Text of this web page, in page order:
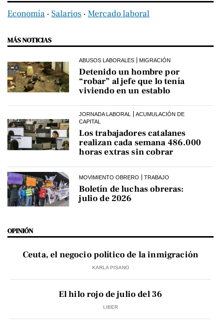
Economía ‧ Salarios ‧ Mercado laboral
MÁS NOTICIAS
ABUSOS LABORALES MIGRACIÓN
Detenido un hombre por
“robar” al jefe que lo tenía
viviendo en un establo
JORNADA LABORAL
ACUMULACIÓN DE
CAPITAL
Los trabajadores catalanes
realizan cada semana 486.000
horas extras sin cobrar
MOVIMIENTO OBRERO TRABAJO
Boletín de luchas obreras:
julio de 2026
OPINIÓN
Ceuta, el negocio político de la inmigración
KARLA PISANO
El hilo rojo de julio del 36
LIBER